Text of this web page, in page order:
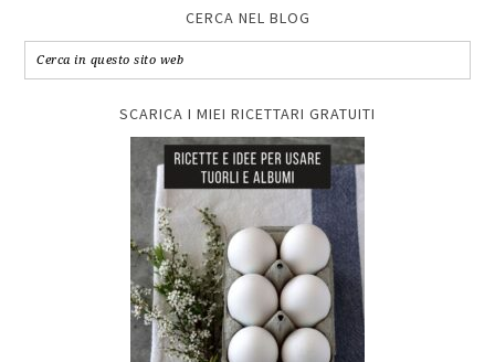
CERCA NEL BLOG
SCARICA I MIEI RICETTARI GRATUITI